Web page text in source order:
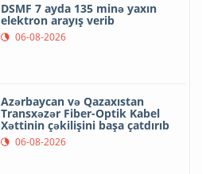
DSMF 7 ayda 135 minə yaxın
elektron arayış verib
06-08-2026
Azərbaycan və Qazaxıstan
Transxəzər Fiber-Optik Kabel
Xəttinin çəkilişini başa çatdırıb
06-08-2026